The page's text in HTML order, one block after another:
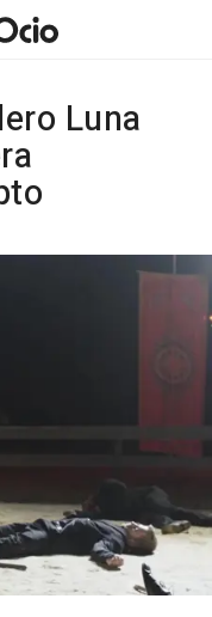
Luna